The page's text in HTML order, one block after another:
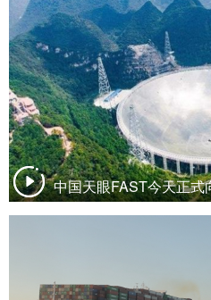
中国天眼FAST今天正式